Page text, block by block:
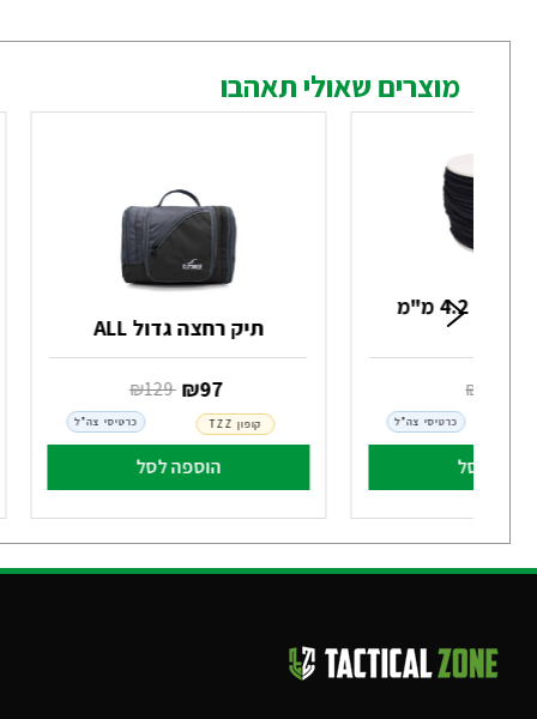
מוצרים שאולי תאהבו
מיתר גומי עבה 4.2 מ"מ
לסל
כרטיסי צה"ל
תיק רחצה גדול ALL
‏ ₪
129 ‏ ₪
97
הוספה לסל
כרטיסי צה"ל קופון TZZ